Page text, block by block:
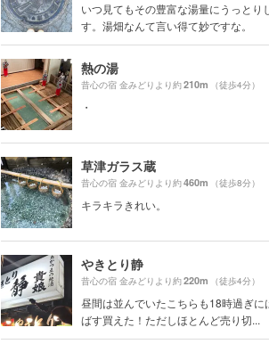
いつ見てもその豊富な湯量にうっとり
す。湯畑なんて言い得て妙ですな。
熱の湯
昔心の宿 金みどりより約210m （徒歩4分）
・
草津ガラス蔵
昔心の宿 金みどりより約460m （徒歩8分）
キラキラきれい。
やきとり静
昔心の宿 金みどりより約220m （徒歩4分）
昼間は並んでいたこちらも18時過ぎに
ばす買えた！ただしほとんど売り切...